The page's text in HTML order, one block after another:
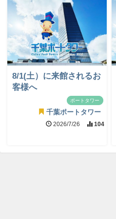
8/1(土）に来館されるお
客様へ
ポートタワー
千葉ポートタワー
2026/7/26 104